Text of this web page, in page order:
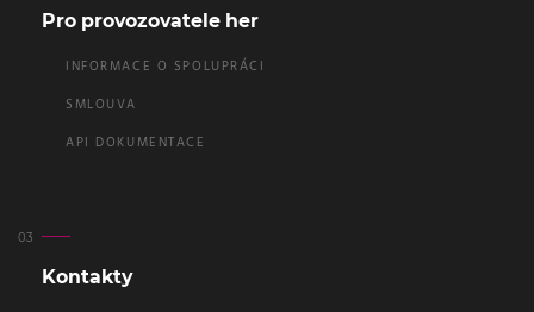
Pro provozovatele her
INFORMACE O SPOLUPRÁCI
SMLOUVA
API DOKUMENTACE
Kontakty